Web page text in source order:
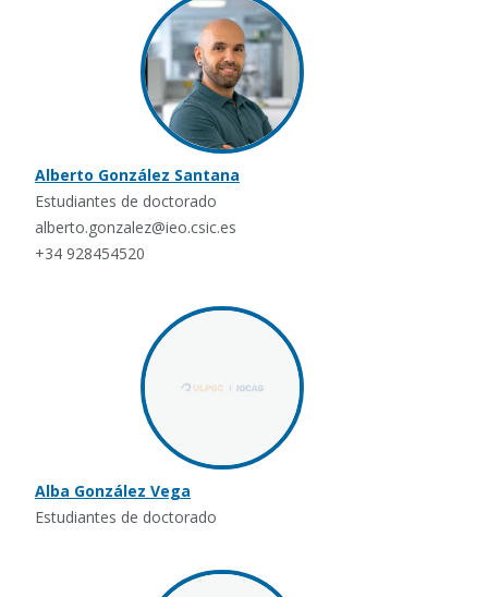
Alberto González Santana
Estudiantes de doctorado
alberto.gonzalez@ieo.csic.es
+34 928454520
Alba González Vega
Estudiantes de doctorado